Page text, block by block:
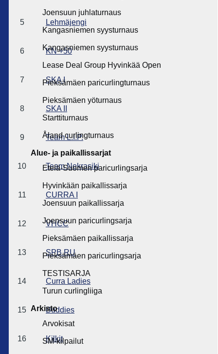
Joensuun juhlaturnaus
Kangasniemen syysturnaus
Kangasniemen syysturnaus
Lease Deal Group Hyvinkää Open
Pieksämäen paricurlingturnaus
Pieksämäen yöturnaus
Starttiturnaus
Åland curlingturnaus
Alue- ja paikallissarjat
Etelä-Suomen paricurlingsarja
Hyvinkään paikallissarja
Joensuun paikallissarja
Joensuun paricurlingsarja
Pieksämäen paikallissarja
Pieksämäen paricurlingsarja
TESTISARJA
Turun curlingliiga
Arkisto
Arvokisat
SM-kilpailut
5 Lehmäjengi
6 KN +50
7 SKA I
8 SKA II
9 Team L.I.P.
10 Team Nekrasiki
11 CURRA I
12 VHCC
13 SPB.RU
14 Curra Ladies
15 Buddies
16 Kilkit